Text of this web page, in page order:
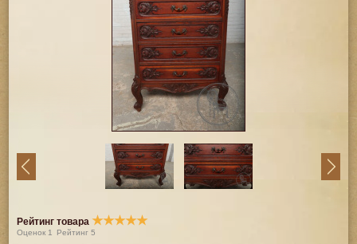
Рейтинг товара ★★★★★
Оценок 1 Рейтинг5